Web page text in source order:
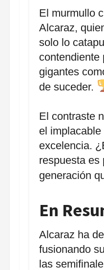
El murmullo
Alcaraz,
solo lo
contendiente
gigantes
de suceder.
El contraste
el
excelencia.
respuesta es
generación
En
Alcaraz ha
fusionando
las